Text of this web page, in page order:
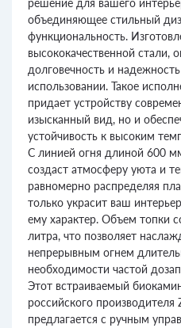
решение для вашего
объединяющее стильный
функциональность.
высококачественной стали,
долговечность и
использовании. Такое
придает устройству
изысканный вид, но и
устойчивость к высоким
С линией огня длиной 600
создаст атмосферу уюта и
равномерно распределяя
только украсит ваш
ему характер. Объем топки
литра, что позволяет
непрерывным огнем
необходимости частой
Этот встраиваемый
российского производителя
предлагается с ручным